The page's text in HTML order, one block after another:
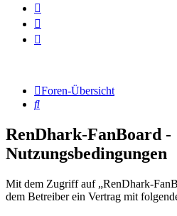
Foren-Übersicht
Suche
RenDhark-FanBoard -
Nutzungsbedingungen
Mit dem Zugriff auf „RenDhark-
dem Betreiber ein Vertrag mit